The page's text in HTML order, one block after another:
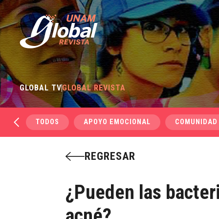
GLOBAL TVGLOBAL REVISTA
TODOS APOYO EMOCIONAL
REGRESAR
¿Pueden las